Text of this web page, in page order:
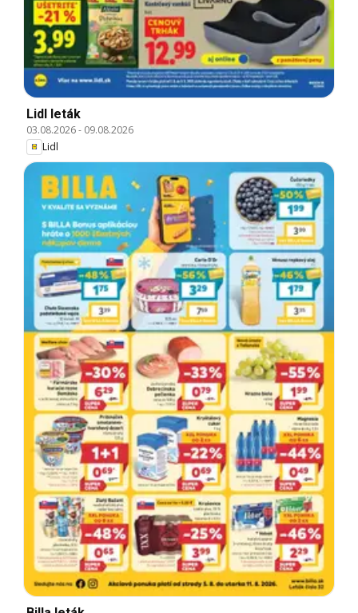
Lidl leták
03.08.2026- 09.08.2026
Lidl